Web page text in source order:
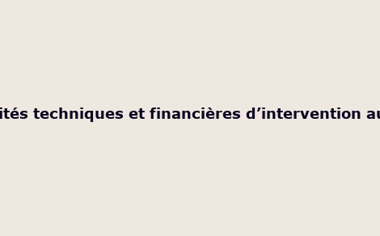
techniques et financières d’intervention